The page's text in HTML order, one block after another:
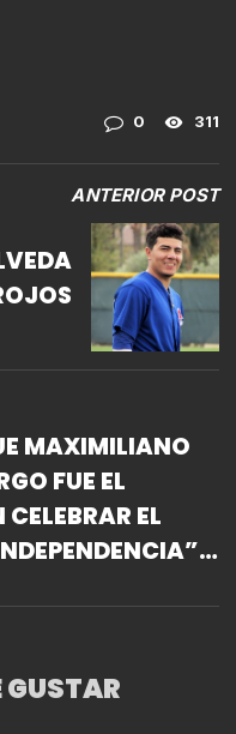
0 311
ANTERIOR POST
MAXIMILIANO
FUE EL
CELEBRAR EL
GUSTAR